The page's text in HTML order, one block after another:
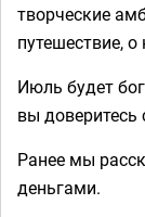
творческие
путешествие,
Июль будет
вы доверитесь
Ранее мы
деньгами.